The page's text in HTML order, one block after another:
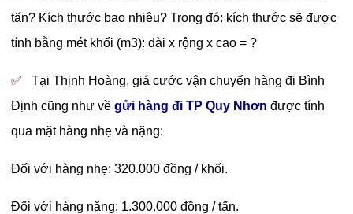
tấn? Kích thước bao nhiêu? Trong đó: kích thước sẽ được
tính bằng mét khối (m3): dài x rộng x cao = ?
✅Tại Thịnh Hoàng, giá cước vận chuyển hàng đi Bình
Định cũng như vềgửi hàng đi TP Quy Nhơn được tính
qua mặt hàng nhẹ và nặng:
Đối với hàng nhẹ: 320.000 đồng / khối.
Đối với hàng nặng: 1.300.000 đồng / tấn.